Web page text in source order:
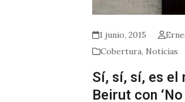
1 junio, 2015
Cobertura, Noticias
Sí, sí, sí, es el
Beirut con ‘No